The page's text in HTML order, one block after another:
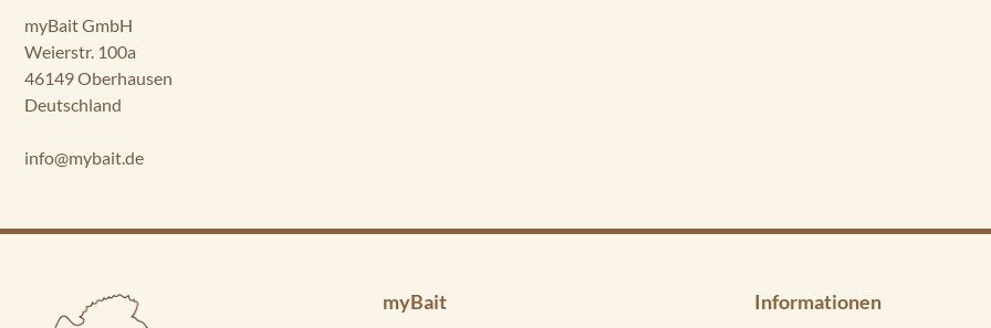
myBait GmbH
Weierstr. 100a
46149 Oberhausen
Deutschland
info@mybait.de
myBait Informationen